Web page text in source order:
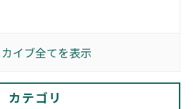
イブ全てを表示
カテゴリ